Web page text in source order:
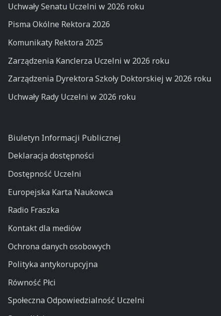
Uchwały Senatu Uczelni w 2026 roku
Pisma Okólne Rektora 2026
Komunikaty Rektora 2025
Zarządzenia Kanclerza Uczelni w 2026 roku
Zarządzenia Dyrektora Szkoły Doktorskiej w 2026 roku
Uchwały Rady Uczelni w 2026 roku
Biuletyn Informacji Publicznej
Deklaracja dostępności
Dostępność Uczelni
Europejska Karta Naukowca
Radio Fraszka
Kontakt dla mediów
Ochrona danych osobowych
Polityka antykorupcyjna
Równość Płci
Społeczna Odpowiedzialność Uczelni